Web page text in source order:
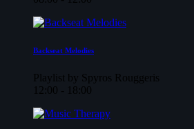
Backseat Melodies
Playlist by Spyros Rouggeris
12:00 - 18:00